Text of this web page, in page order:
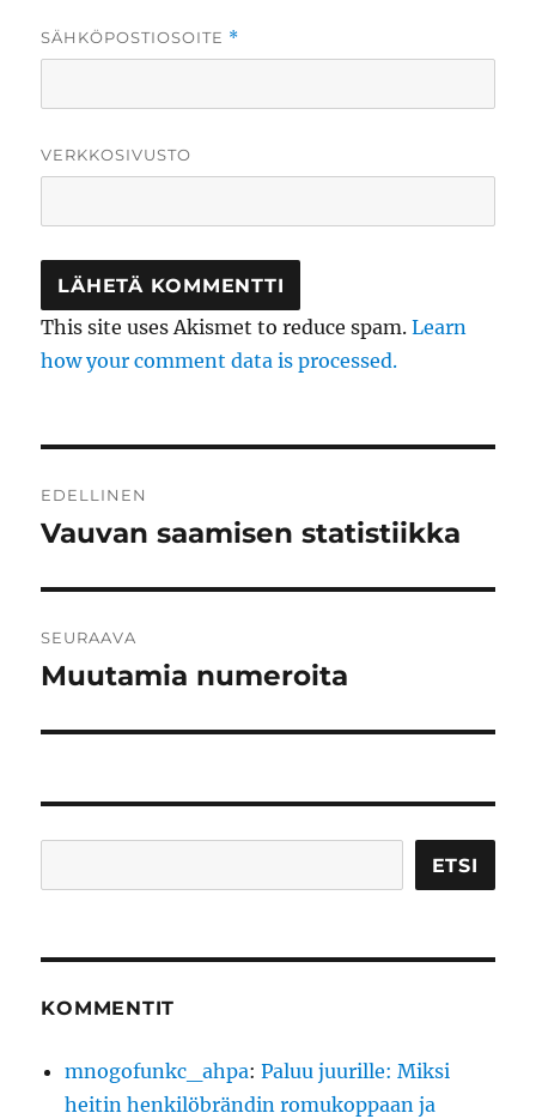
SÄHKÖPOSTIOSOITE *
VERKKOSIVUSTO
This site uses Akismet to reduce spam.Learn
how your comment data is processed.
selaus
EDELLINEN
Edellinen
Vauvan saamisen statistiikka
SEURAAVA
Seuraava
Muutamia numeroita
ETSI
KOMMENTIT
mnogofunkc_ahpa:Paluu juurille: Miksi
heitin henkilöbrändin romukoppaan ja